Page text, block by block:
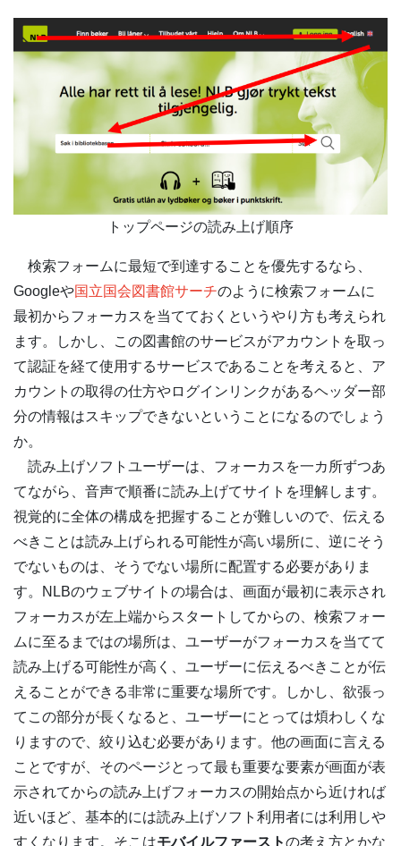
トップページの読み上げ順序
検索フォームに最短で到達することを優先するなら、
Googleや国立国会図書館サーチのように検索フォームに
最初からフォーカスを当てておくというやり方も考えられ
ます。しかし、この図書館のサービスがアカウントを取っ
て認証を経て使用するサービスであることを考えると、ア
カウントの取得の仕方やログインリンクがあるヘッダー部
分の情報はスキップできないということになるのでしょう
か。
読み上げソフトユーザーは、フォーカスを一カ所ずつあ
てながら、音声で順番に読み上げてサイトを理解します。
視覚的に全体の構成を把握することが難しいので、伝える
べきことは読み上げられる可能性が高い場所に、逆にそう
でないものは、そうでない場所に配置する必要がありま
す。NLBのウェブサイトの場合は、画面が最初に表示され
フォーカスが左上端からスタートしてからの、検索フォー
ムに至るまではの場所は、ユーザーがフォーカスを当てて
読み上げる可能性が高く、ユーザーに伝えるべきことが伝
えることができる非常に重要な場所です。しかし、欲張っ
てこの部分が長くなると、ユーザーにとっては煩わしくな
りますので、絞り込む必要があります。他の画面に言える
ことですが、そのページとって最も重要な要素が画面が表
示されてからの読み上げフォーカスの開始点から近ければ
近いほど、基本的には読み上げソフト利用者には利用しや
すくなります。そこはモバイルファーストの考え方とかな